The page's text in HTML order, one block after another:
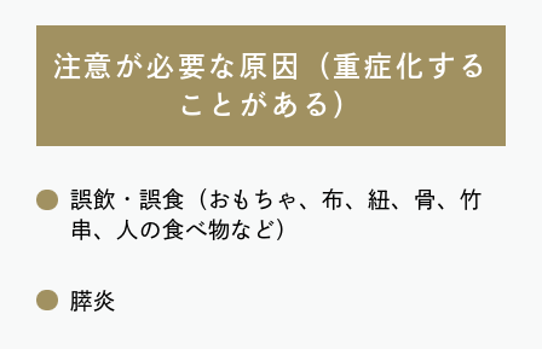
注意が必要な原因（重症化する
ことがある）
誤飲・誤食（おもちゃ、布、紐、骨、竹
串、人の食べ物など）
膵炎